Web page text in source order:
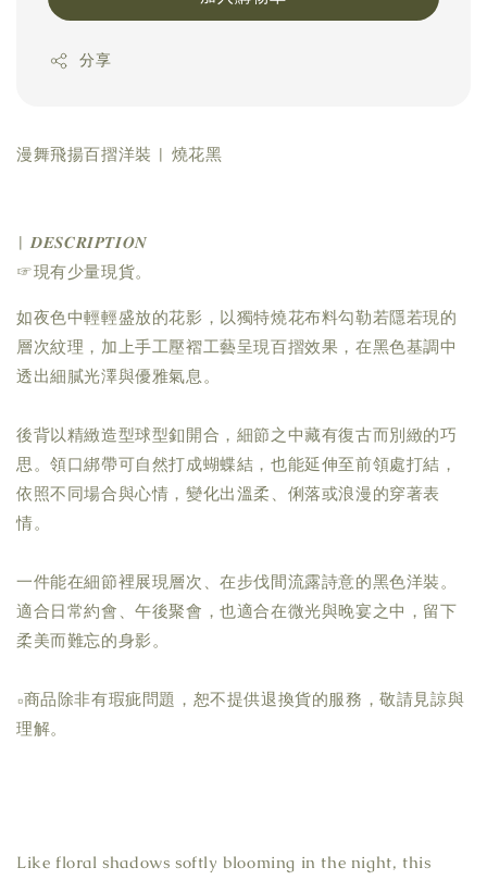
分享
漫舞飛揚百摺洋裝 | 燒花黑
| 𝑫𝑬𝑺𝑪𝑹𝑰𝑷𝑻𝑰𝑶𝑵
☞現有少量現貨。
如夜色中輕輕盛放的花影，以獨特燒花布料勾勒若隱若現的
層次紋理，加上手工壓褶工藝呈現百摺效果，在黑色基調中
透出細膩光澤與優雅氣息。
後背以精緻造型球型釦開合，細節之中藏有復古而別緻的巧
思。領口綁帶可自然打成蝴蝶結，也能延伸至前領處打結，
依照不同場合與心情，變化出溫柔、俐落或浪漫的穿著表
情。
一件能在細節裡展現層次、在步伐間流露詩意的黑色洋裝。
適合日常約會、午後聚會，也適合在微光與晚宴之中，留下
柔美而難忘的身影。
▫商品除非有瑕疵問題，恕不提供退換貨的服務，敬請見諒與
理解。
Like floral shadows softly blooming in the night, this